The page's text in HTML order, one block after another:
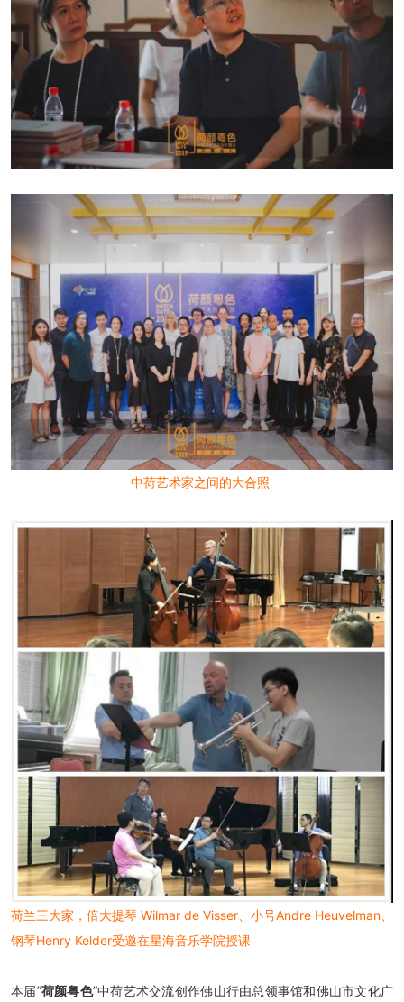
中荷艺术家之间的大合照
荷兰三大家，倍大提琴 Wilmar de Visser、小号Andre Heuvelman、
钢琴Henry Kelder受邀在星海音乐学院授课
本届”荷颜粤色”中荷艺术交流创作佛山行由总领事馆和佛山市文化广